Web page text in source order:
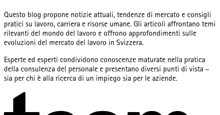
Questo blog propone notizie attuali, tendenze di mercato e consigli
pratici su lavoro, carriera e risorse umane. Gli articoli affrontano temi
rilevanti del mondo del lavoro e offrono approfondimenti sulle
evoluzioni del mercato del lavoro in Svizzera.
Esperte ed esperti condividono conoscenze maturate nella pratica
della consulenza del personale e presentano diversi punti di vista –
sia per chi è alla ricerca di un impiego sia per le aziende.